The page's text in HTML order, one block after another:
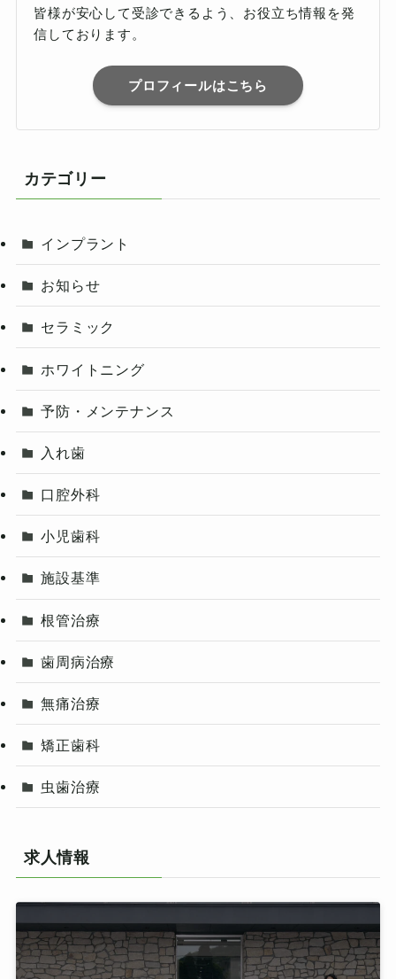
皆様が安心して受診できるよう、お役立ち情報を発
信しております。
プロフィールはこちら
カテゴリー
インプラント
お知らせ
セラミック
ホワイトニング
予防・メンテナンス
入れ歯
口腔外科
小児歯科
施設基準
根管治療
歯周病治療
無痛治療
矯正歯科
虫歯治療
求人情報